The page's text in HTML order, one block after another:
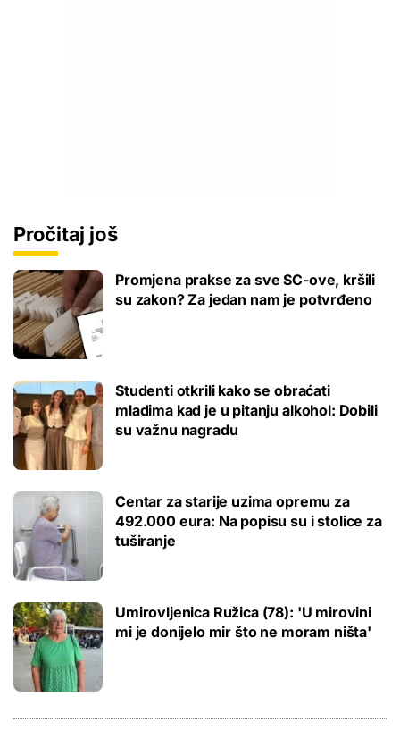
Pročitaj još
Promjena prakse za sve SC-ove, kršili
su zakon? Za jedan nam je potvrđeno
Studenti otkrili kako se obraćati
mladima kad je u pitanju alkohol: Dobili
su važnu nagradu
Centar za starije uzima opremu za
492.000 eura: Na popisu su i stolice za
tuširanje
Umirovljenica Ružica (78): 'U mirovini
mi je donijelo mir što ne moram ništa'